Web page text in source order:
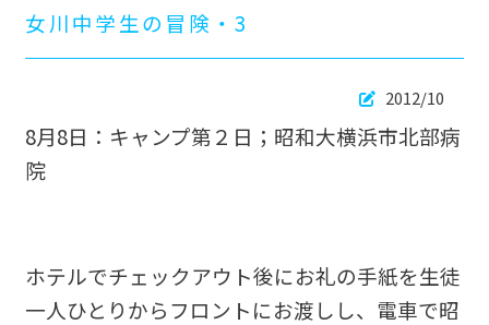
女川中学生の冒険・3
2012/10
8月8日：キャンプ第２日；昭和大横浜市北部病
院
ホテルでチェックアウト後にお礼の手紙を生徒
一人ひとりからフロントにお渡しし、電車で昭